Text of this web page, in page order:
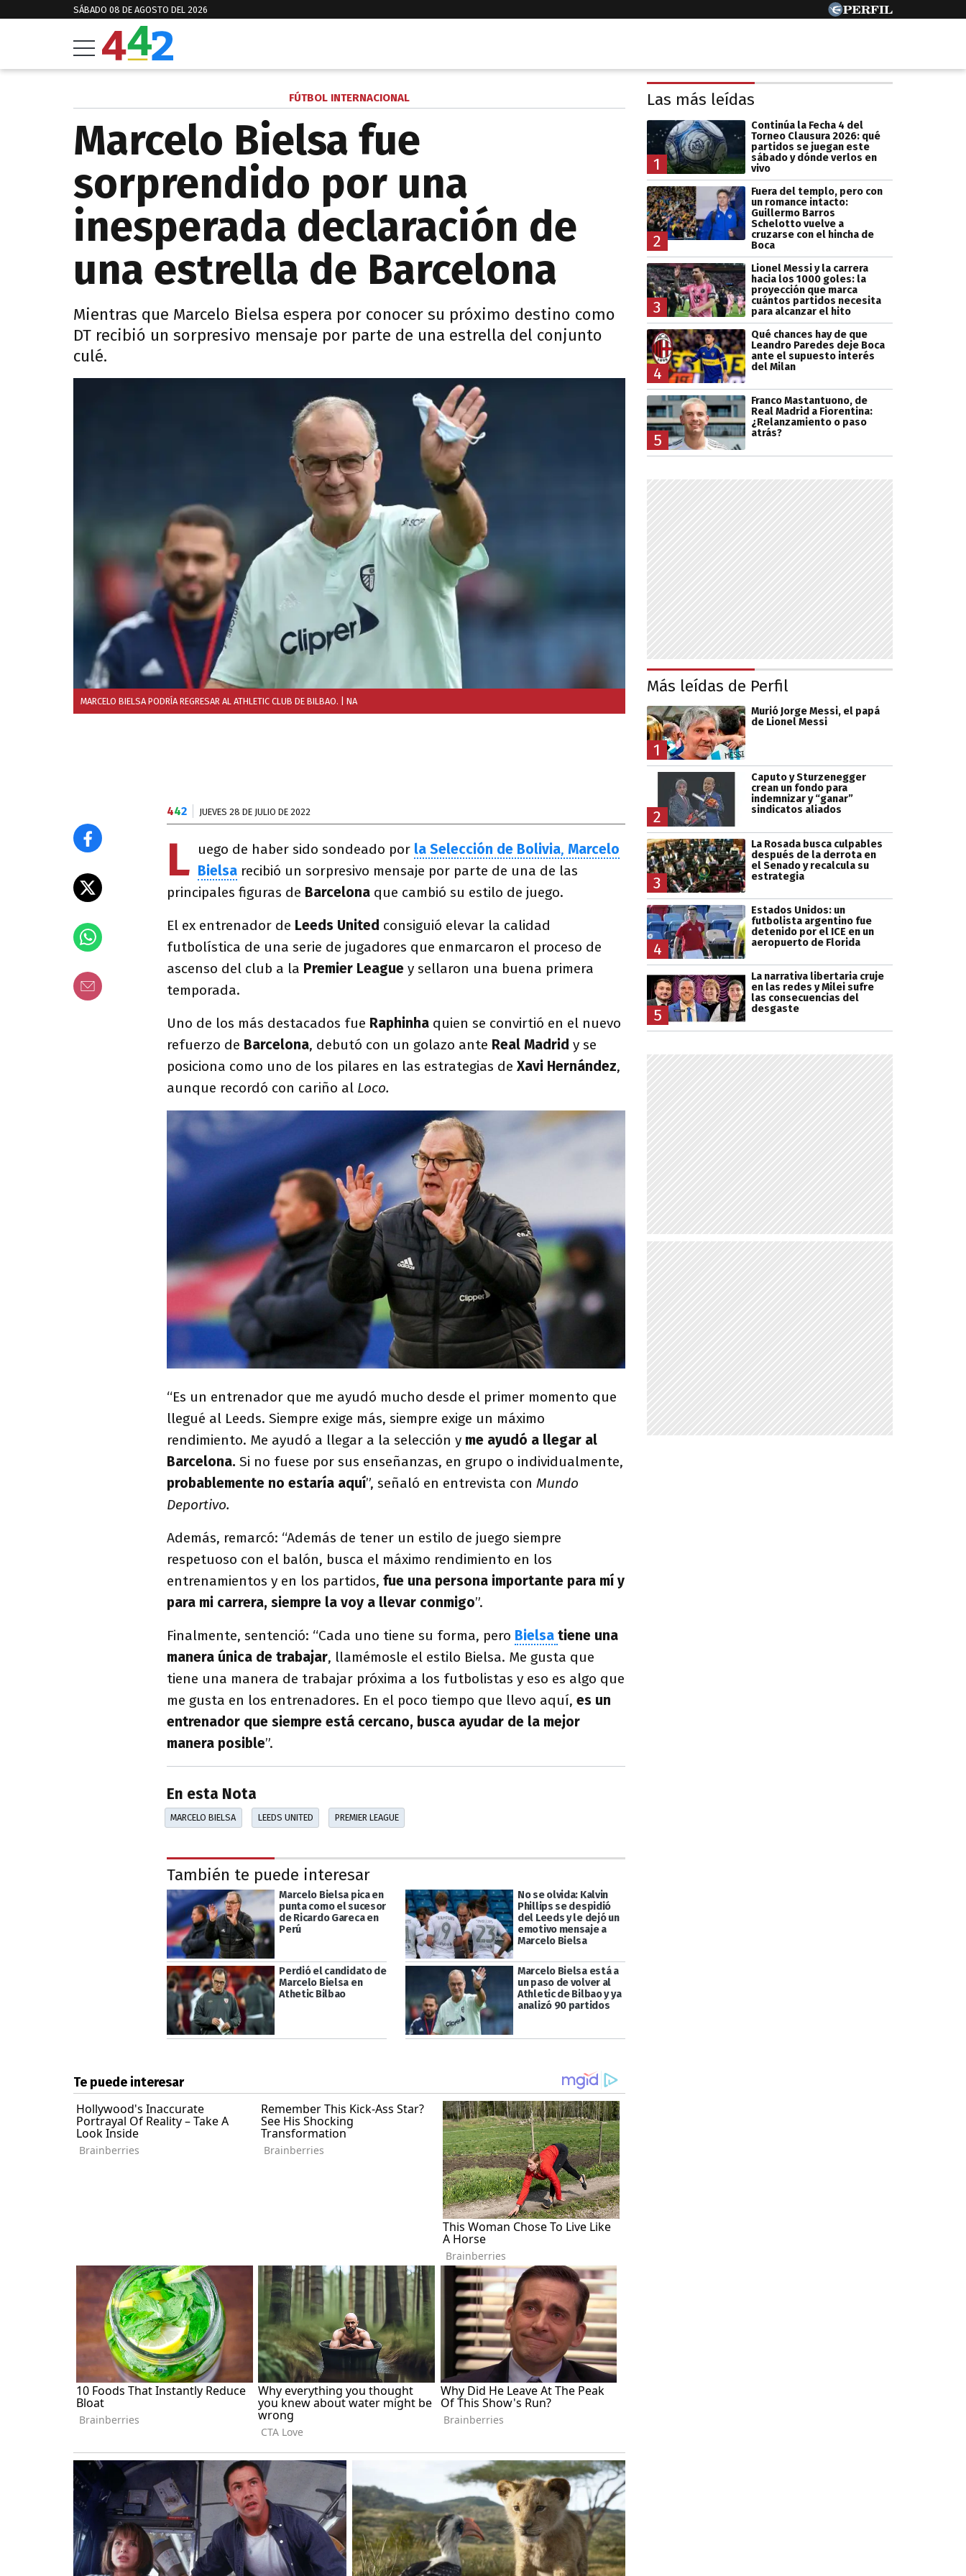
SÁBADO 08 DE AGOSTO DEL 2026
FÚTBOL INTERNACIONAL
Marcelo Bielsa fue
sorprendido por una
inesperada declaración de
una estrella de Barcelona
Mientras que Marcelo Bielsa espera por conocer su próximo destino como
DT recibió un sorpresivo mensaje por parte de una estrella del conjunto
culé.
MARCELO BIELSA PODRÍA REGRESAR AL ATHLETIC CLUB DE BILBAO. | NA
442 JUEVES 28 DE JULIO DE 2022
L uego de haber sido sondeado por la Selección de Bolivia, Marcelo
Bielsa recibió un sorpresivo mensaje por parte de una de las
principales figuras de Barcelona que cambió su estilo de juego.
El ex entrenador de Leeds United consiguió elevar la calidad
futbolística de una serie de jugadores que enmarcaron el proceso de
ascenso del club a la Premier League y sellaron una buena primera
temporada.
Uno de los más destacados fue Raphinha quien se convirtió en el nuevo
refuerzo de Barcelona, debutó con un golazo ante Real Madrid y se
posiciona como uno de los pilares en las estrategias de Xavi Hernández,
aunque recordó con cariño al Loco.
“Es un entrenador que me ayudó mucho desde el primer momento que
llegué al Leeds. Siempre exige más, siempre exige un máximo
rendimiento. Me ayudó a llegar a la selección y me ayudó a llegar al
Barcelona. Si no fuese por sus enseñanzas, en grupo o individualmente,
probablemente no estaría aquí”, señaló en entrevista con Mundo
Deportivo.
Además, remarcó: “Además de tener un estilo de juego siempre
respetuoso con el balón, busca el máximo rendimiento en los
entrenamientos y en los partidos, fue una persona importante para mí y
para mi carrera, siempre la voy a llevar conmigo”.
Finalmente, sentenció: “Cada uno tiene su forma, pero Bielsa tiene una
manera única de trabajar, llamémosle el estilo Bielsa. Me gusta que
tiene una manera de trabajar próxima a los futbolistas y eso es algo que
me gusta en los entrenadores. En el poco tiempo que llevo aquí, es un
entrenador que siempre está cercano, busca ayudar de la mejor
manera posible”.
En esta Nota
MARCELO BIELSA LEEDS UNITED PREMIER LEAGUE
También te puede interesar
Marcelo Bielsa pica en
punta como el sucesor
de Ricardo Gareca en
Perú
No se olvida: Kalvin
Phillips se despidió
del Leeds y le dejó un
emotivo mensaje a
Marcelo Bielsa
Perdió el candidato de
Marcelo Bielsa en
Athetic Bilbao
Marcelo Bielsa está a
un paso de volver al
Athletic de Bilbao y ya
analizó 90 partidos
Las más leídas
1
Continúa la Fecha 4 del
Torneo Clausura 2026: qué
partidos se juegan este
sábado y dónde verlos en
vivo
2
Fuera del templo, pero con
un romance intacto:
Guillermo Barros
Schelotto vuelve a
cruzarse con el hincha de
Boca
3
Lionel Messi y la carrera
hacia los 1000 goles: la
proyección que marca
cuántos partidos necesita
para alcanzar el hito
4
Qué chances hay de que
Leandro Paredes deje Boca
ante el supuesto interés
del Milan
5
Franco Mastantuono, de
Real Madrid a Fiorentina:
¿Relanzamiento o paso
atrás?
Más leídas de Perfil
1
Murió Jorge Messi, el papá
de Lionel Messi
2
Caputo y Sturzenegger
crean un fondo para
indemnizar y “ganar”
sindicatos aliados
3
La Rosada busca culpables
después de la derrota en
el Senado y recalcula su
estrategia
4
Estados Unidos: un
futbolista argentino fue
detenido por el ICE en un
aeropuerto de Florida
5
La narrativa libertaria cruje
en las redes y Milei sufre
las consecuencias del
desgaste